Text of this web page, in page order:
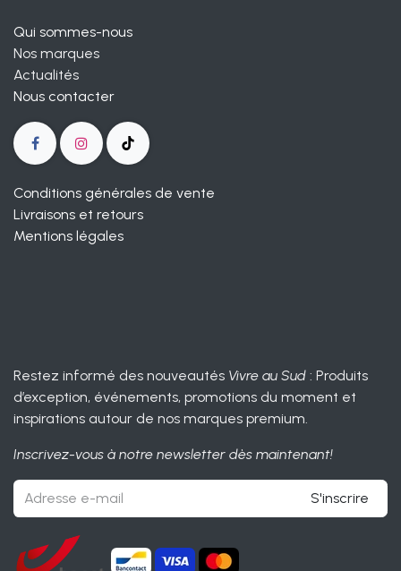
Qui sommes-nous
Nos marques
Actualités
Nous contacter
Conditions générales de vente
Livraisons et retours
Mentions légales
Restez informé des nouveautés Vivre au Sud : Produits
d’exception, événements, promotions du moment et
inspirations autour de nos marques premium.
Inscrivez-vous à notre newsletter dès maintenant!
S'inscrire